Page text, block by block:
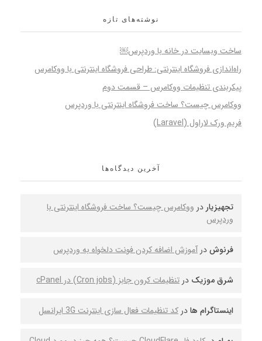
نوشته‌های تازه
ساخت وبسایت در خانه با وردپرس￼
راه‌اندازی فروشگاه اینترنتی: طراحی فروشگاه اینترنتی با ووکامرس
پیکربندی تنظیمات ووکامرس – قسمت دوم
ووکامرس چیست؟ ساخت فروشگاه اینترنتی با وردپرس
فریم ورک لاراول (Laravel)
آخرین دیدگاه‌ها
تجهیزیار در ووکامرس چیست؟ ساخت فروشگاه اینترنتی با
وردپرس
فرنوشدرآموزش اضافه کردن فونت دلخواه به وردپرس
شرق موزیک در تنظیمات کرون جابز (Cron jobs) در cPanel
اینستاگرام هادر کد تنظیمات فعال سازی اینترنت 3G ایرانسل